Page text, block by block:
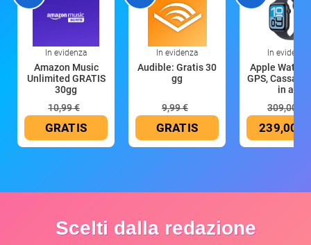
In evidenza
Amazon Music
Unlimited GRATIS
30gg
10,99 €
GRATIS
In evidenza
Audible: Gratis 30
gg
9,99 €
GRATIS
In evidenza
Apple Watch
GPS, Cassa
in all
309,00 €
239,00 €
Scelti dalla redazione